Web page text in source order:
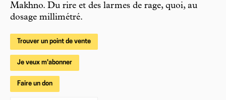
Makhno. Du rire et des larmes de rage, quoi, au
dosage millimétré.
Trouver un point de vente
Je veux m'abonner
Faire un don